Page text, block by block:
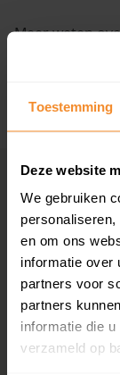
Toestemming
Deze website
We gebruiken
en om ons
informatie over
partners voor
partners
informatie die
verzameld op
Vragen?
Maandag t/m
Meer weten
huizenprijzen,
+ Lees de
per provincie
Drenthe
Flevoland
Friesland
Gelderland
Groningen
Limburg
Noord-